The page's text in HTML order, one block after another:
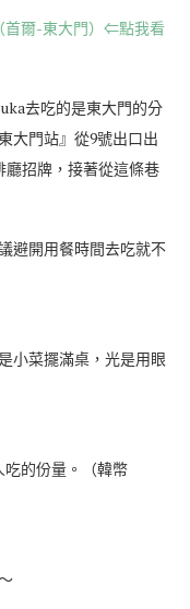
（首爾-東大門）⇐點我看
去吃的是東大門的分
大門站』從9號出口出
招牌，接著從這條巷
避開用餐時間去吃就不
小菜擺滿桌，光是用眼
吃的份量。（韓幣